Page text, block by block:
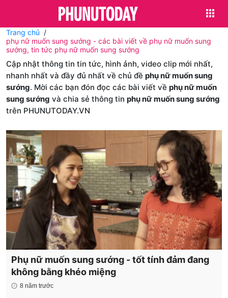
Trang chủ
phụ nữ muốn sung sướng - các bài viết về phụ nữ muốn sung
sướng, tin tức phụ nữ muốn sung sướng
Cập nhật thông tin tin tức, hình ảnh, video clip mới nhất,
nhanh nhất và đầy đủ nhất về chủ đề phụ nữ muốn sung
sướng. Mời các bạn đón đọc các bài viết về phụ nữ muốn
sung sướng và chia sẻ thông tin phụ nữ muốn sung sướng
trên PHUNUTODAY.VN
Phụ nữ muốn sung sướng - tốt tính đảm đang
không bằng khéo miệng
8 năm trước